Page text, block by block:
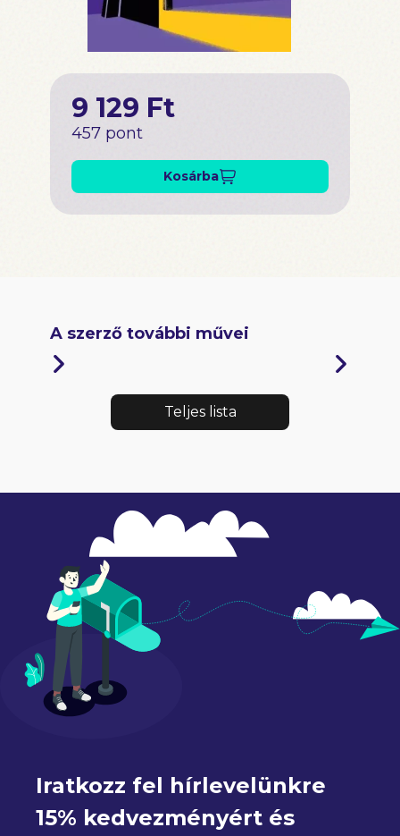
9 129 Ft
457 pont
Kosárba
A szerző további művei
Teljes lista
Iratkozz fel hírlevelünkre
15% kedvezményért és